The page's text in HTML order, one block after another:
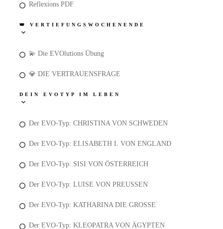
Reflexions PDF
👑 VERTIEFUNGSWOCHENENDE
💫 Die EVOlutions Übung
💎 DIE VERTRAUENSFRAGE
DEIN EVOTYP IM LEBEN
Der EVO-Typ: CHRISTINA VON SCHWEDEN
Der EVO-Typ: ELISABETH I. VON ENGLAND
Der EVO-Typ: SISI VON ÖSTERREICH
Der EVO-Typ: LUISE VON PREUSSEN
Der EVO-Typ: KATHARINA DIE GROSSE
Der EVO-Typ: KLEOPATRA VON ÄGYPTEN